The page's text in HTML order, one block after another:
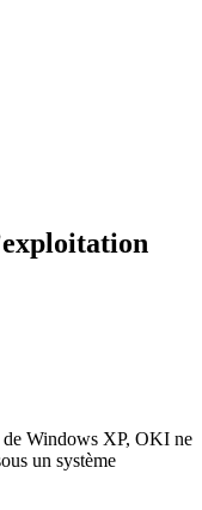
de Windows XP, OKI ne
un système